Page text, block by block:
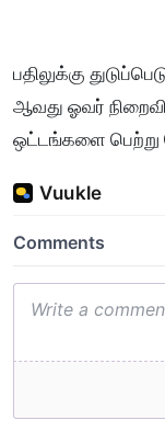
பதிலுக்கு
ஆவது ஓவர்
ஒட்டங்களை பெற்று